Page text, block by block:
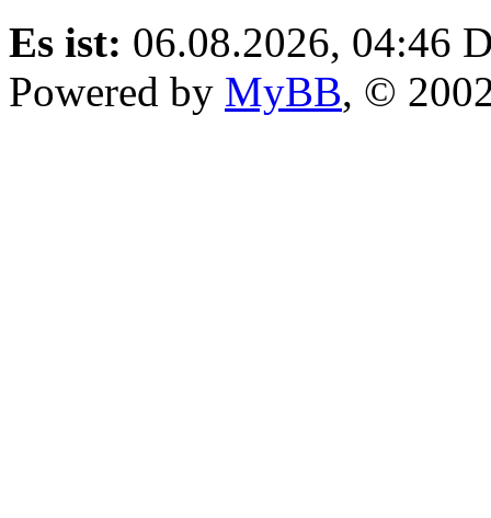
Es ist: 06.08.2026, 04:46
Powered by MyBB, ©